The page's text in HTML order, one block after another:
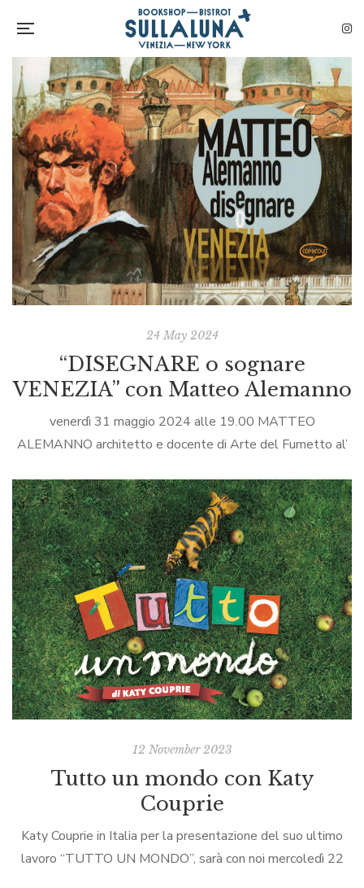
24 May 2024
“DISEGNARE o sognare
VENEZIA” con Matteo Alemanno
venerdì 31 maggio 2024 alle 19.00 MATTEO
ALEMANNO architetto e docente di Arte del Fumetto al’
o sognare VENEZIA” con Vittorio BustaffaScuola […]
12 November 2023
Tutto un mondo con Katy
Couprie
Katy Couprie in Italia per la presentazione del suo ultimo
lavoro “TUTTO UN MONDO”, sarà con noi mercoledì 22